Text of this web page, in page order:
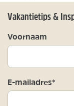
Vakantietips &
Voornaam
E-mailadres*